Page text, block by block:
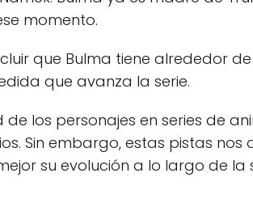
momento.
que Bulma tiene alrededor
que avanza la serie.
los personajes en series de
Sin embargo, estas pistas
su evolución a lo largo de la